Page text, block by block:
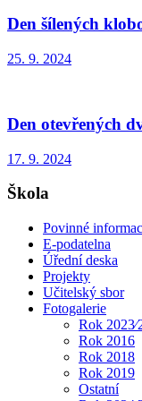
Den šílených
25. 9. 2024
Den otevřených
17. 9. 2024
Škola
Povinné
E-podatelna
Úřední deska
Projekty
Učitelský sbor
Fotogalerie
Rok
Rok 2016
Rok 2018
Rok 2019
Ostatní